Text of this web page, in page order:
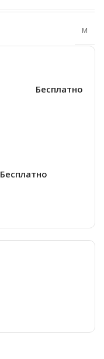
м
Бесплатно
Бесплатно